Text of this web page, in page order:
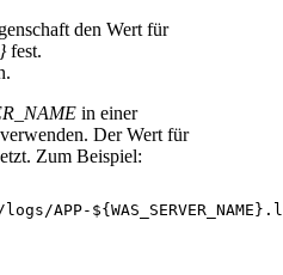
den Wert für
fest.
in einer
Der Wert für
Zum Beispiel: